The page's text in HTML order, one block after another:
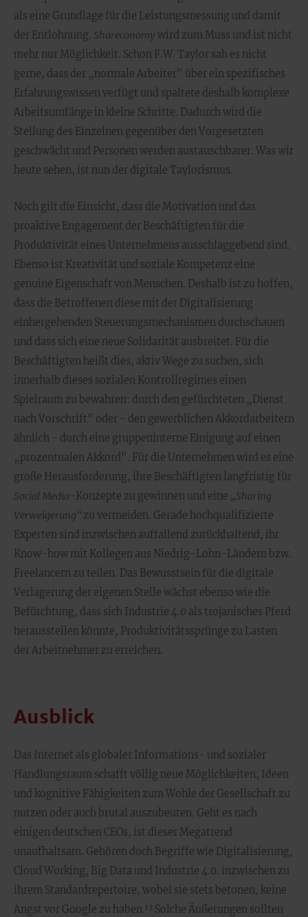
als eine Grundlage für die Leistungsmessung und damit
der Entlohnung. Shareconomy wird zum Muss und ist nicht
mehr nur Möglichkeit. Schon F.W. Taylor sah es nicht
gerne, dass der „normale Arbeiter" über ein spezifisches
Erfahrungswissen verfügt und spaltete deshalb komplexe
Arbeitsumfänge in kleine Schritte. Dadurch wird die
Stellung des Einzelnen gegenüber den Vorgesetzten
geschwächt und Personen werden austauschbarer. Was wir
heute sehen, ist nun der digitale Taylorismus.
Noch gilt die Einsicht, dass die Motivation und das
proaktive Engagement der Beschäftigten für die
Produktivität eines Unternehmens ausschlaggebend sind.
Ebenso ist Kreativität und soziale Kompetenz eine
genuine Eigenschaft von Menschen. Deshalb ist zu hoffen,
dass die Betroffenen diese mit der Digitalisierung
einhergehenden Steuerungsmechanismen durchschauen
und dass sich eine neue Solidarität ausbreitet. Für die
Beschäftigten heißt dies, aktiv Wege zu suchen, sich
innerhalb dieses sozialen Kontrollregimes einen
Spielraum zu bewahren: durch den gefürchteten „Dienst
nach Vorschrift" oder - den gewerblichen Akkordarbeitern
ähnlich - durch eine gruppeninterne Einigung auf einen
„prozentualen Akkord". Für die Unternehmen wird es eine
große Herausforderung, ihre Beschäftigten langfristig für
Social Media-Konzepte zu gewinnen und eine „Sharing
Verweigerung" zu vermeiden. Gerade hochqualifizierte
Experten sind inzwischen auffallend zurückhaltend, ihr
Know-how mit Kollegen aus Niedrig-Lohn-Ländern bzw.
Freelancern zu teilen. Das Bewusstsein für die digitale
Verlagerung der eigenen Stelle wächst ebenso wie die
Befürchtung, dass sich Industrie 4.0 als trojanisches Pferd
herausstellen könnte, Produktivitätssprünge zu Lasten
der Arbeitnehmer zu erreichen.
Ausblick
Das Internet als globaler Informations- und sozialer
Handlungsraum schafft völlig neue Möglichkeiten, Ideen
und kognitive Fähigkeiten zum Wohle der Gesellschaft zu
nutzen oder auch brutal auszubeuten. Geht es nach
einigen deutschen CEOs, ist dieser Megatrend
unaufhaltsam. Gehören doch Begriffe wie Digitalisierung,
Cloud Working, Big Data und Industrie 4.0. inzwischen zu
ihrem Standardrepertoire, wobei sie stets betonen, keine
Angst vor Google zu haben. 13 Solche Äußerungen sollten